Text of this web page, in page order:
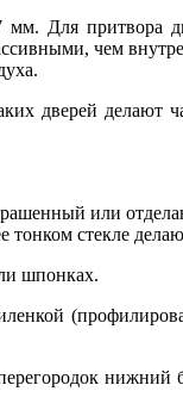
Для притвора
чем
дверей де­лают
или
стекле
шпонках.
ниж­ний